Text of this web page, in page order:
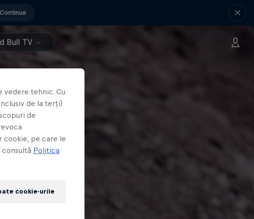
Continue
Bull TV
vedere tehnic. Cu
de la terți)
de
cookie, pe care le
Politica
cookie-urile